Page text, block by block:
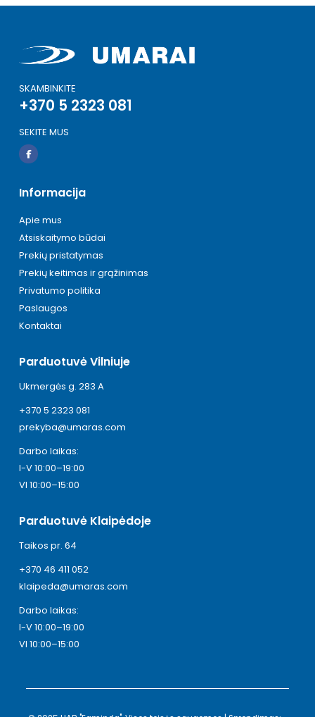
SKAMBINKITE
+370 5 2323 081
SEKITE MUS
Informacija
Apie mus
Atsiskaitymo būdai
Prekių pristatymas
Prekių keitimas ir grąžinimas
Privatumo politika
Paslaugos
Kontaktai
Parduotuvė Vilniuje
Ukmergės g. 283 A
+370 5 2323 081
prekyba@umaras.com
Darbo laikas:
I-V 10:00–19:00
VI 10:00–15:00
Parduotuvė Klaipėdoje
Taikos pr. 64
+370 46 411 052
klaipeda@umaras.com
Darbo laikas:
I-V 10:00–19:00
VI 10:00–15:00